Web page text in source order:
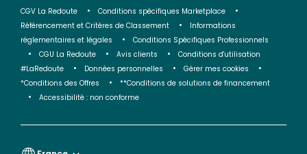
CGV La Redoute
Conditions spécifiques Marketplace
Référencement et Critères de Classement
Informations
réglementaires et légales
Conditions Spécifiques Professionnels
CGU La Redoute
Avis clients
Conditions d'utilisation
#LaRedoute
Données personnelles
Gérer mes cookies
*Conditions des Offres
**Conditions de solutions de financement
Accessibilité : non conforme